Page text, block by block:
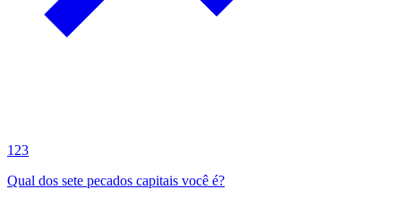
123
Qual dos sete pecados capitais você é?